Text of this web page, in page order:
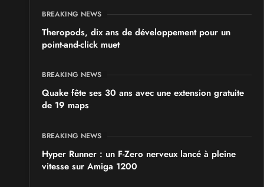
BREAKING NEWS
Theropods, dix ans de développement pour un
point-and-click muet
BREAKING NEWS
Quake fête ses 30 ans avec une extension gratuite
de 19 maps
BREAKING NEWS
Hyper Runner : un F-Zero nerveux lancé à pleine
vitesse sur Amiga 1200